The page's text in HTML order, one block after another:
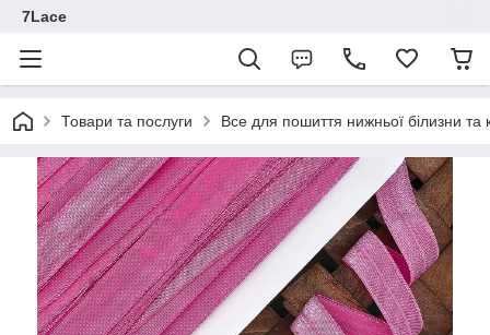
7Lace
Товари та послуги Все для пошиття нижньої білизни та